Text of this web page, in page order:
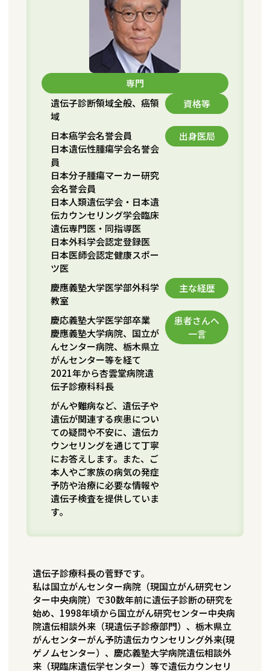
専門
遺伝子診断領域全般、癌領
域
資格等
日本癌学会名誉会員
日本遺伝性腫瘍学会名誉会
員
日本分子腫瘍マーカー研究
会名誉会員
日本人類遺伝学会・日本遺
伝カウンセリング学会臨床
遺伝専門医・同指導医
日本外科学会認定登録医
日本医師会認定健康スポー
ツ医
出身医局
慶應義塾大学医学部外科学
教室
主な経歴
慶応義塾大学医学部卒業
慶應義塾大学病院、国立が
んセンター病院、栃木県立
がんセンター等を経て
2021年から杏雲堂病院遺
伝子診療科科長
患者さんへ
一言
がんや難病など、遺伝子や
遺伝が関連する疾患につい
ての疑問や不安に、遺伝カ
ウンセリングを通じて丁寧
にお答えします。また、ご
本人やご家族の病気の発症
予防や治療に必要な情報や
遺伝子検査を提供していま
す。
遺伝子診療科長の菅野です。
私は国立がんセンター病院（現国立がん研究セン
ター中央病院）で30数年前に遺伝子診断の研究を
始め、1998年頃から国立がん研究センター中央病
院遺伝相談外来（現遺伝子診療部門）、栃木県立
がんセンターがん予防遺伝カウンセリング外来(現
ゲノムセンター）、慶応義塾大学病院遺伝相談外
来（現臨床遺伝学センター）等で遺伝カウンセリ